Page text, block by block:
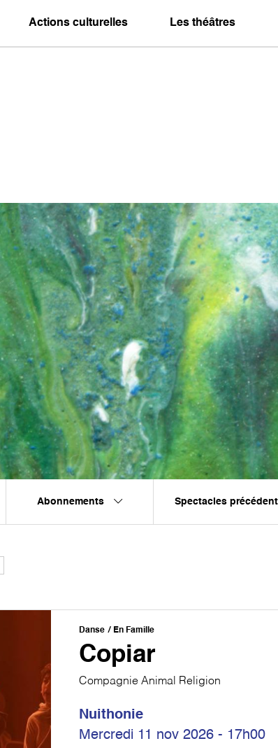
Actions culturelles Les théâtres
Abonnements Spectacles
Danse En Famille
Copiar
Compagnie Animal Religion
Nuithonie
Mercredi 11 nov 2026 - 17h00